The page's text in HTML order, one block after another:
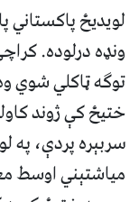
لویدیځ پاکستاني
ونډه درلوده.
توګه ټاکلي شوي
ختیځ کې ژوند
سربېره پردې، په